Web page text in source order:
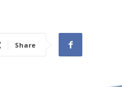
Share